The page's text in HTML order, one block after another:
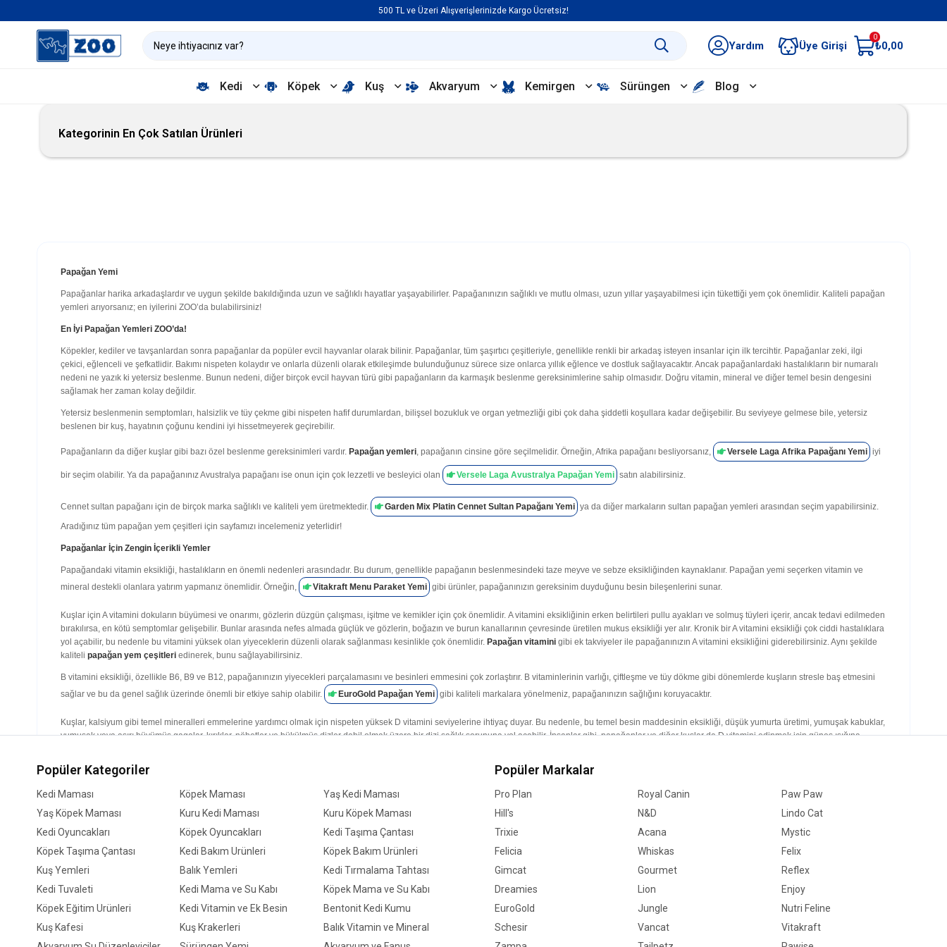
500 TL ve Üzeri Alışverişlerinizde Kargo Ücretsiz!
Yardım Üye Girişi
0
₺0,00
Kedi Köpek Kuş Akvaryum Kemirgen Sürüngen Blog
Kategorinin En Çok Satılan Ürünleri
Papağan Yemi
Papağanlar harika arkadaşlardır ve uygun şekilde bakıldığında uzun ve sağlıklı hayatlar yaşayabilirler. Papağanınızın sağlıklı ve mutlu olması, uzun yıllar yaşayabilmesi için tükettiği yem çok önemlidir. Kaliteli papağan
yemleri arıyorsanız; en iyilerini ZOO’da bulabilirsiniz!
En İyi Papağan Yemleri ZOO’da!
Köpekler, kediler ve tavşanlardan sonra papağanlar da popüler evcil hayvanlar olarak bilinir. Papağanlar, tüm şaşırtıcı çeşitleriyle, genellikle renkli bir arkadaş isteyen insanlar için ilk tercihtir. Papağanlar zeki, ilgi
çekici, eğlenceli ve şefkatlidir. Bakımı nispeten kolaydır ve onlarla düzenli olarak etkileşimde bulunduğunuz sürece size onlarca yıllık eğlence ve dostluk sağlayacaktır. Ancak papağanlardaki hastalıkların bir numaralı
nedeni ne yazık ki yetersiz beslenme. Bunun nedeni, diğer birçok evcil hayvan türü gibi papağanların da karmaşık beslenme gereksinimlerine sahip olmasıdır. Doğru vitamin, mineral ve diğer temel besin dengesini
sağlamak her zaman kolay değildir.
Yetersiz beslenmenin semptomları, halsizlik ve tüy çekme gibi nispeten hafif durumlardan, bilişsel bozukluk ve organ yetmezliği gibi çok daha şiddetli koşullara kadar değişebilir. Bu seviyeye gelmese bile, yetersiz
beslenen bir kuş, hayatının çoğunu kendini iyi hissetmeyerek geçirebilir.
Papağanların da diğer kuşlar gibi bazı özel beslenme gereksinimleri vardır. Papağan yemleri, papağanın cinsine göre seçilmelidir. Örneğin, Afrika papağanı besliyorsanız, Versele Laga Afrika Papağanı Yemi iyi
bir seçim olabilir. Ya da papağanınız Avustralya papağanı ise onun için çok lezzetli ve besleyici olan Versele Laga Avustralya Papağan Yemi satın alabilirsiniz.
Cennet sultan papağanı için de birçok marka sağlıklı ve kaliteli yem üretmektedir. Garden Mix Platin Cennet Sultan Papağanı Yemi ya da diğer markaların sultan papağan yemleri arasından seçim yapabilirsiniz.
Aradığınız tüm papağan yem çeşitleri için sayfamızı incelemeniz yeterlidir!
Papağanlar İçin Zengin İçerikli Yemler
Papağandaki vitamin eksikliği, hastalıkların en önemli nedenleri arasındadır. Bu durum, genellikle papağanın beslenmesindeki taze meyve ve sebze eksikliğinden kaynaklanır. Papağan yemi seçerken vitamin ve
mineral destekli olanlara yatırım yapmanız önemlidir. Örneğin,
Vitakraft Menu Paraket Yemi gibi ürünler, papağanınızın gereksinim duyduğunu besin bileşenlerini sunar.
Kuşlar için A vitamini dokuların büyümesi ve onarımı, gözlerin düzgün çalışması, işitme ve kemikler için çok önemlidir. A vitamini eksikliğinin erken belirtileri pullu ayakları ve solmuş tüyleri içerir, ancak tedavi edilmeden
bırakılırsa, en kötü semptomlar gelişebilir. Bunlar arasında nefes almada güçlük ve gözlerin, boğazın ve burun kanallarının çevresinde üretilen mukus eksikliği yer alır. Kronik bir A vitamini eksikliği çok ciddi hastalıklara
yol açabilir, bu nedenle bu vitamini yüksek olan yiyeceklerin düzenli olarak sağlanması kesinlikle çok önemlidir. Papağan vitamini gibi ek takviyeler ile papağanınızın A vitamini eksikliğini giderebilirsiniz. Aynı şekilde
kaliteli papağan yem çeşitleri edinerek, bunu sağlayabilirsiniz.
B vitamini eksikliği, özellikle B6, B9 ve B12, papağanınızın yiyecekleri parçalamasını ve besinleri emmesini çok zorlaştırır. B vitaminlerinin varlığı, çiftleşme ve tüy dökme gibi dönemlerde kuşların stresle baş etmesini
sağlar ve bu da genel sağlık üzerinde önemli bir etkiye sahip olabilir.
EuroGold Papağan Yemi gibi kaliteli markalara yönelmeniz, papağanınızın sağlığını koruyacaktır.
Kuşlar, kalsiyum gibi temel mineralleri emmelerine yardımcı olmak için nispeten yüksek D vitamini seviyelerine ihtiyaç duyar. Bu nedenle, bu temel besin maddesinin eksikliği, düşük yumurta üretimi, yumuşak kabuklar,
yumuşak veya aşırı büyümüş gagalar, kırıklar, nöbetler ve bükülmüş dizler dahil olmak üzere bir dizi sağlık sorununa yol açabilir. İnsanlar gibi, papağanlar ve diğer kuşlar da D vitamini edinmek için güneş ışığına
sağlayamazlar. Bu nedenle bir besin takviyesi almaları şarttır. Bu açıdan düşünüldüğünde papağana sunulan yemin yeteri oranda D vitamini içermesi önemlidir.
ihtiyacı küçümsenemez. Bu yüzden evcil hayvanınızı neyle besleyeceğinize karar verirken bu dikkate alınmalıdır. Kalsiyum ve D vitamini açısından zengin olan papağan yemleri arıyorsanız,
Gold Wings Papağan Yemi
, EuroGold Papağan Yemleri Garden Mix Papağan Yemleri Jungle Organik Kuş Darısı ve sayfamızdaki diğer papağan yemlerine göz atabilirsiniz.
gerçekleştirememe ve sonunda can sıkıntısı ve depresyona neden olabilir. Buradaki zorluk, kuşların sağlıklı olmak için bir dizi proteine ​​ve amino aside ihtiyaç duyması ve bunların hepsinin tek bir kaynaktan elde
edilememesidir. Bu yüzden
papağan için yem satın alırken, ürünün protein değerlerine de odaklanmalısınız.
Papağanlar zeki yaratıklardır ve eğlenmezlerse çok geçmeden sıkılırlar. Farklı renk, doku ve tatlara sahip farklı yiyecekler, onlarla etkileşime giremediğinizde evcil hayvanınız için uyarılma ve zenginleşme
sağlar.Papağan ödül yemleri
, eğitim sırasında kasıtlı olarak katılım oluşturmak için de kullanılabilir. Bir başka önemli zenginleştirme türü de yiyecek aramadır. Vahşi doğada papağanlar genellikle günde birkaç saat
Kaliteli Papağan Yemleri ile Kuşunuzu Mutlu Edin
Popüler Kategoriler
Kedi Maması Köpek Maması
Yaş Kedi Maması
Yaş Köpek Maması
Kuru Kedi Maması
Kuru Köpek Maması
Kedi Oyuncakları
Köpek Oyuncakları
Kedi Taşıma Çantası
Köpek Taşıma Çantası
Kedi Bakım Ürünleri
Köpek Bakım Ürünleri
Kuş Yemleri
Balık Yemleri
Kedi Tırmalama Tahtası
Kedi Tuvaleti
Kedi Mama ve Su Kabı
Köpek Mama ve Su Kabı
Köpek Eğitim Ürünleri
Kedi Vitamin ve Ek Besin
Bentonit Kedi Kumu
Kuş Kafesi
Kuş Krakerleri
Balık Vitamin ve Mineral
Popüler Markalar
Pro Plan Royal Canin
Paw Paw
Hill's
N&D
Lindo Cat
Trixie
Acana
Mystic
Felicia
Whiskas
Felix
Gimcat
Gourmet
Reflex
Dreamies
Lion
Enjoy
EuroGold
Jungle
Nutri Feline
Schesir
Vancat
Vitakraft